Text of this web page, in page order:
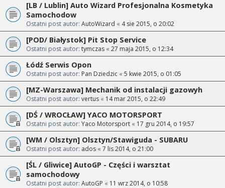
[LB / Lublin] Auto Wizard Profesjonalna Kosmetyka
Samochodow
Ostatni post autor: AutoWizard « 4 sie 2015, o 20:02
[POD/ Białystok] Pit Stop Service
Ostatni post autor: tymczas « 27 maja 2015, o 12:34
Łódź Serwis Opon
Ostatni post autor: Pan Dziedzic « 5 kwie 2015, o 01:05
[MZ-Warszawa] Mechanik od instalacji gazowyh
Ostatni post autor: vertus « 14 mar 2015, o 22:49
[DŚ / WROCŁAW] YACO MOTORSPORT
Ostatni post autor: Yaco Motorsport « 17 gru 2014, o 19:57
[WM / Olsztyn] Olsztyn/Stawiguda - SUBARU
Ostatni post autor: ados « 7 lis 2014, o 21:00
[ŚL / Gliwice] AutoGP - Części i warsztat
samochodowy
Ostatni post autor: AutoGP « 11 wrz 2014, o 10:58